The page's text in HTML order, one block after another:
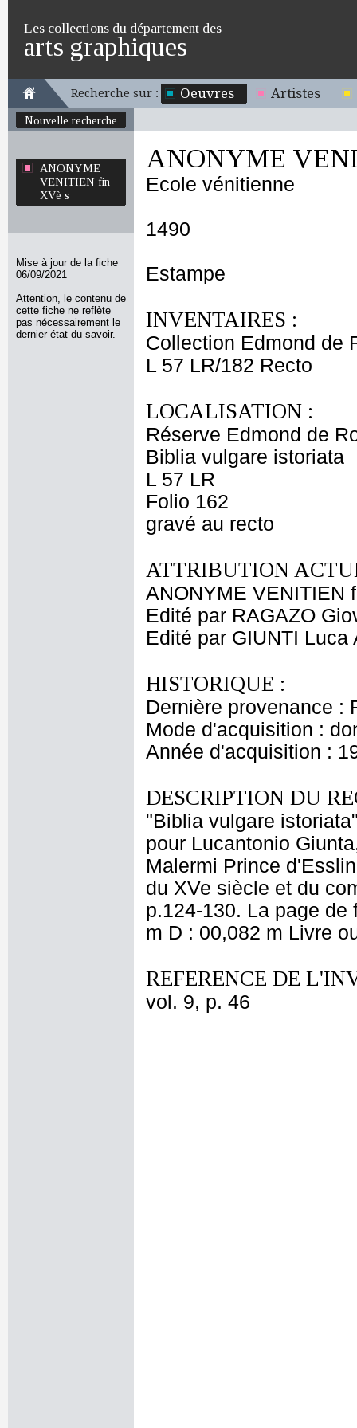
Les collections du département des
arts graphiques
Recherche sur : Oeuvres Artistes
Nouvelle recherche
ANONYME
VENITIEN fin
XVè s
Mise à jour de la fiche
06/09/2021
Attention, le contenu de
cette fiche ne reflète
pas nécessairement le
dernier état du savoir.
ANONYME
Ecole vénitienne
1490
Estampe
INVENTAIRES :
Collection Edmond de
L 57 LR/182 Recto
LOCALISATION :
Réserve Edmond de
Biblia vulgare istoriata
L 57 LR
Folio 162
gravé au recto
ATTRIBUTION
ANONYME VENITIEN
Edité par RAGAZO
Edité par GIUNTI Luca
HISTORIQUE :
Dernière provenance :
Mode d'acquisition :
Année d'acquisition :
DESCRIPTION DU
"Biblia vulgare
pour Lucantonio
Malermi Prince
du XVe siècle et du
p.124-130. La page de
m D : 00,082 m Livre
REFERENCE DE
vol. 9, p. 46